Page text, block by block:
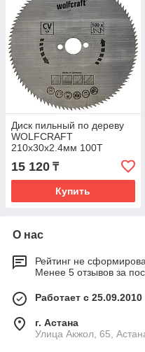
Диск пильный по дереву
WOLFCRAFT
210х30х2.4мм 100T
15 120 ₸
Купить
О нас
Рейтинг не
Менее 5 отзывов за
Работает с 25.09.2010
г. Астана
Улица Акжол, 65,